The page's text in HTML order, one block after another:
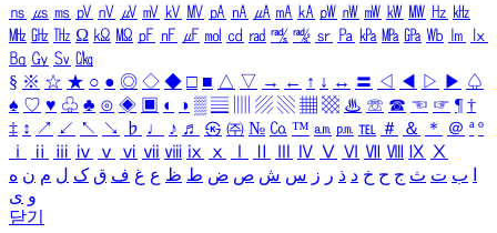
㎱ ㎲ ㎳ ㎴ ㎵ ㎶ ㎷ ㎸ ㎹ ㎀ ㎁ ㎂ ㎃ ㎄ ㎺ ㎻ ㎽ ㎾ ㎿ ㎐ ㎑
㎒ ㎓ ㎔ Ω ㏀ ㏁ ㎊ ㎋ ㎌ ㏖ ㏅ ㎭ ㎮ ㎯ ㏛ ㎩ ㎪ ㎫ ㎬ ㏝ ㏐
㏓
㏃ ㏉ ㏜ ㏆
§ ※ ☆ ★ ○ ● ◎ ◇ ◆ □ ■ △ ▽ → ← ↑ ↓ ↔ 〓 ◁ ◀ ▷ ▶ ♤
♠ ♡ ♥ ♧ ♣ ⊙ ◈ ▣ ◐ ◑ ▒ ▤ ▨ ▧ ▦ ▩ ♨ ☏ ☎ ☜ ☞ ¶ †
‡ ↕ ↗ ↙ ↖ ↘ ♭ ♩ ♪ ♬ ㉿ ㈜ № ㏇ ™ ㏂ ㏘ ℡ ＃ ＆ ＊ ＠ ª º
ⅰ
ⅱ ⅲ ⅳ ⅴ ⅵ ⅶ ⅷ ⅸ ⅹ Ⅳ Ⅴ Ⅵ Ⅶ Ⅷ Ⅸ Ⅹ
ب ت ث ج ح خ د ذ ر ز س ش ص ض ط ظ ع غ ف ق ک ل م ن ه
و ی
닫기